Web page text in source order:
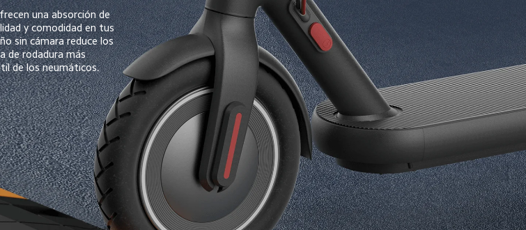
una absorción de
y comodidad en tus
sin cámara reduce los
de rodadura más
de los neumáticos.